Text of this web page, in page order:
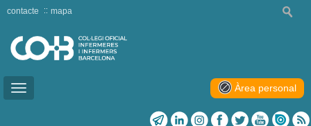
Toggle
contacte mapa
Àrea personal